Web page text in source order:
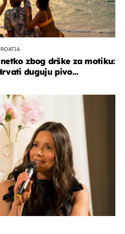
zbog drške za motiku:
duguju pivo...